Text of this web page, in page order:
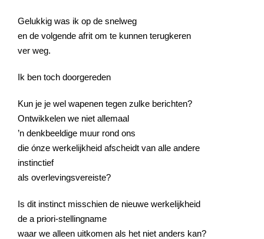
Gelukkig was ik op de snelweg
en de volgende afrit om te kunnen terugkeren
ver weg.
Ik ben toch doorgereden
Kun je je wel wapenen tegen zulke berichten?
Ontwikkelen we niet allemaal
’n denkbeeldige muur rond ons
die ónze werkelijkheid afscheidt van alle andere
instinctief
als overlevingsvereiste?
Is dit instinct misschien de nieuwe werkelijkheid
de a priori-stellingname
waar we alleen uitkomen als het niet anders kan?